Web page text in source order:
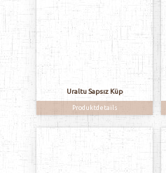
Uraltu Sapsız Küp
Produktdetails